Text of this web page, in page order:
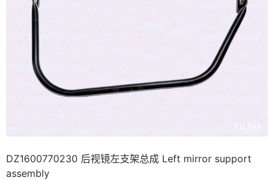
DZ1600770230 后视镜左支架总成 Left mirror support
assembly